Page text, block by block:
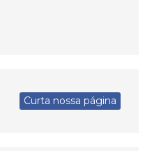
Curta nossa página